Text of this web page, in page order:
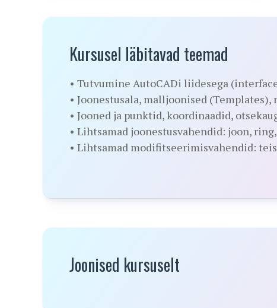
Kursusel läbitavad teemad
• Tutvumine AutoCADi liidesega
• Joonestusala, malljoonised
• Jooned ja punktid, koordinaadid,
• Lihtsamad joonestusvahendid: joon,
• Lihtsamad modifitseerimisvahendid:
Joonised kursuselt